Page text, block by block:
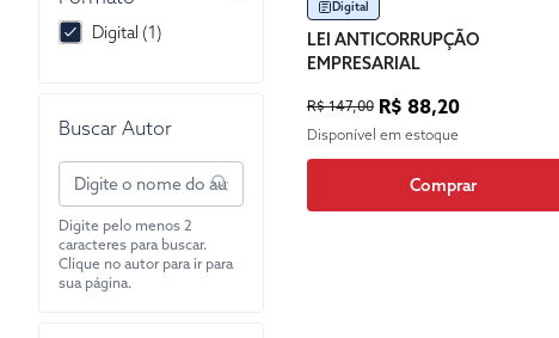
Digital (1)
Buscar Autor
Digite pelo menos 2
caracteres para buscar.
Clique no autor para ir para
sua página.
Digital
LEI ANTICORRUPÇÃO
EMPRESARIAL
R$ 147,00 R$ 88,20
Disponível em estoque
Comprar